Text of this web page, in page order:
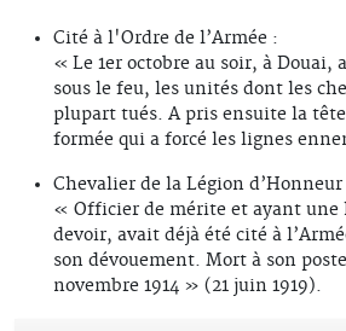
Cité à l'Ordre de l’Armée :
« Le 1er octobre au soir, à Douai,
sous le feu, les unités dont les
plupart tués. A pris ensuite la
formée qui a forcé les lignes
Chevalier de la Légion
« Officier de mérite et ayant une
devoir, avait déjà été cité à
son dévouement. Mort à son
novembre 1914 » (21 juin 1919).